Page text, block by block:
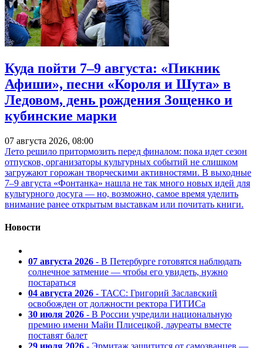
Куда пойти 7–9 августа: «Пикник
Афиши», песни «Короля и Шута» в
Ледовом, день рождения Зощенко и
кубинские марки
07 августа 2026, 08:00
Лето решило притормозить перед финалом: пока идет сезон
отпусков, организаторы культурных событий не слишком
загружают горожан творческими активностями. В выходные
7–9 августа «Фонтанка» нашла не так много новых идей для
культурного досуга — но, возможно, самое время уделить
внимание ранее открытым выставкам или почитать книги.
Новости
07 августа 2026 - В Петербурге готовятся наблюдать
солнечное затмение — чтобы его увидеть, нужно
постараться
04 августа 2026 - ТАСС: Григорий Заславский
освобожден от должности ректора ГИТИСа
30 июля 2026 - В России учредили национальную
премию имени Майи Плисецкой, лауреаты вместе
поставят балет
29 июля 2026 - Эрмитаж защитится от самозванцев —